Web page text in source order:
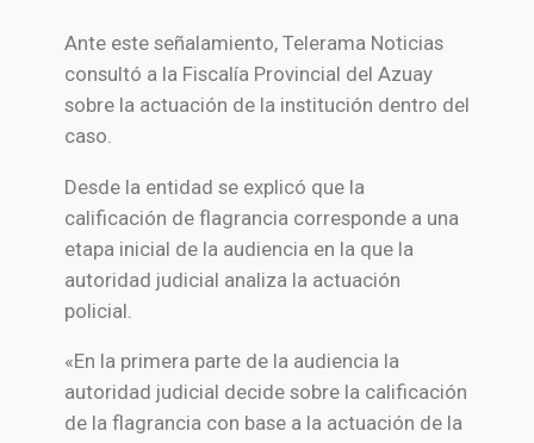
Ante este señalamiento, Telerama Noticias
consultó a la Fiscalía Provincial del Azuay
sobre la actuación de la institución dentro del
caso.
Desde la entidad se explicó que la
calificación de flagrancia corresponde a una
etapa inicial de la audiencia en la que la
autoridad judicial analiza la actuación
policial.
«En la primera parte de la audiencia la
autoridad judicial decide sobre la calificación
de la flagrancia con base a la actuación de la